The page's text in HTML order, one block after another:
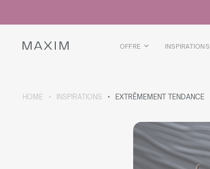
OFFRE INSPIRATIONS
Verres a liqueur
HOME INSPIRATIONS EXTRÊMEMENT TENDANCE